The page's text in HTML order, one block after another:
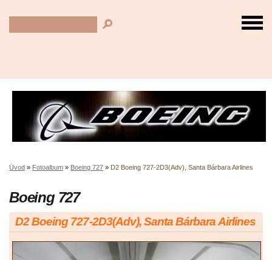
Úvod » Fotoalbum » Boeing 727 » D2 Boeing 727-2D3(Adv), Santa Bárbara Airlines
Boeing 727
D2 Boeing 727-2D3(Adv), Santa Bárbara Airlines